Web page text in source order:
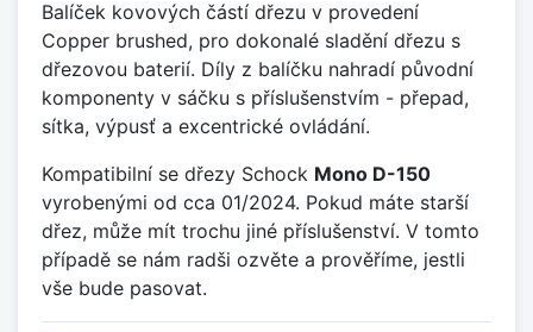
Balíček kovových částí dřezu v provedení
Copper brushed, pro dokonalé sladění dřezu s
dřezovou baterií. Díly z balíčku nahradí původní
komponenty v sáčku s příslušenstvím - přepad,
sítka, výpusť a excentrické ovládání.
Kompatibilní se dřezy Schock Mono D-150
vyrobenými od cca 01/2024. Pokud máte starší
dřez, může mít trochu jiné příslušenství. V tomto
případě se nám radši ozvěte a prověříme, jestli
vše bude pasovat.